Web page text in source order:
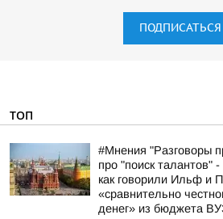
ПОДПИСАТЬСЯ
ТОП
#Мнения "Разговоры
про "поиск талантов"
как говорили Ильф и
«сравнительно
денег» из бюджета